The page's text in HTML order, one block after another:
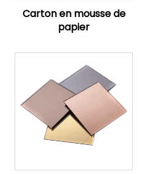
Carton en mousse de
papier